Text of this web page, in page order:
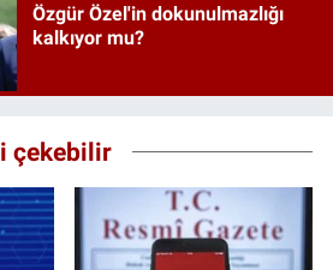
Özgür Özel'in dokunulmazlığı
kalkıyor mu?
çekebilir